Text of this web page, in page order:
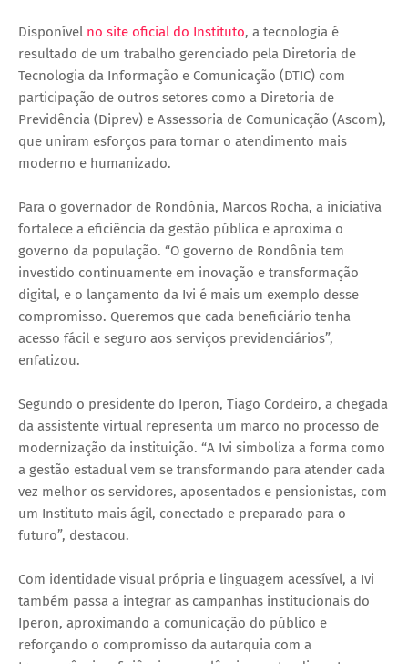
Disponível no site oficial do Instituto, a tecnologia é
resultado de um trabalho gerenciado pela Diretoria de
Tecnologia da Informação e Comunicação (DTIC) com
participação de outros setores como a Diretoria de
Previdência (Diprev) e Assessoria de Comunicação (Ascom),
que uniram esforços para tornar o atendimento mais
moderno e humanizado.
Para o governador de Rondônia, Marcos Rocha, a iniciativa
fortalece a eficiência da gestão pública e aproxima o
governo da população. “O governo de Rondônia tem
investido continuamente em inovação e transformação
digital, e o lançamento da Ivi é mais um exemplo desse
compromisso. Queremos que cada beneficiário tenha
acesso fácil e seguro aos serviços previdenciários”,
enfatizou.
Segundo o presidente do Iperon, Tiago Cordeiro, a chegada
da assistente virtual representa um marco no processo de
modernização da instituição. “A Ivi simboliza a forma como
a gestão estadual vem se transformando para atender cada
vez melhor os servidores, aposentados e pensionistas, com
um Instituto mais ágil, conectado e preparado para o
futuro”, destacou.
Com identidade visual própria e linguagem acessível, a Ivi
também passa a integrar as campanhas institucionais do
Iperon, aproximando a comunicação do público e
reforçando o compromisso da autarquia com a